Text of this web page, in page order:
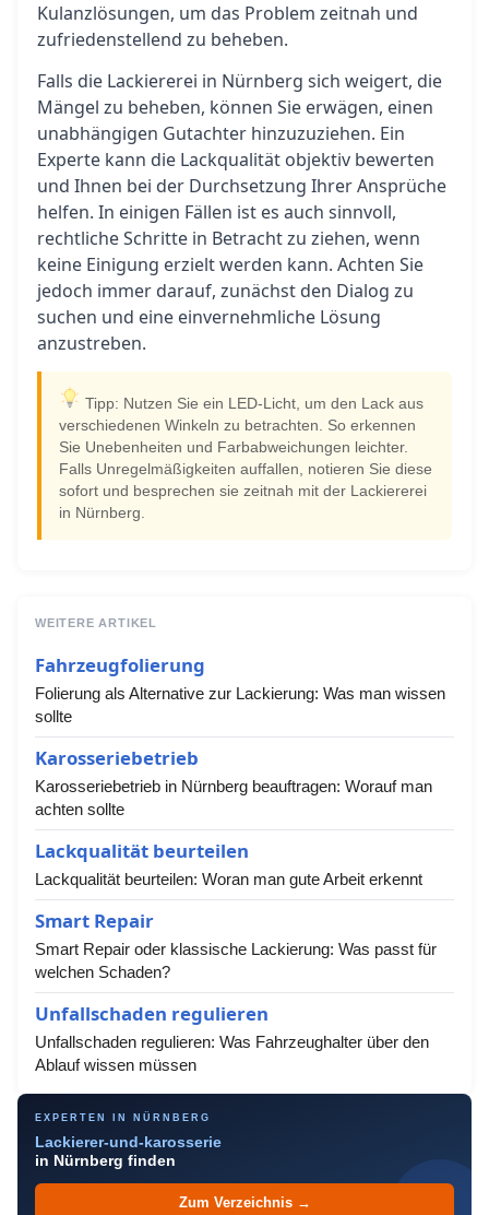
Kulanzlösungen, um das Problem zeitnah und
zufriedenstellend zu beheben.
Falls die Lackiererei in Nürnberg sich weigert, die
Mängel zu beheben, können Sie erwägen, einen
unabhängigen Gutachter hinzuzuziehen. Ein
Experte kann die Lackqualität objektiv bewerten
und Ihnen bei der Durchsetzung Ihrer Ansprüche
helfen. In einigen Fällen ist es auch sinnvoll,
rechtliche Schritte in Betracht zu ziehen, wenn
keine Einigung erzielt werden kann. Achten Sie
jedoch immer darauf, zunächst den Dialog zu
suchen und eine einvernehmliche Lösung
anzustreben.
Tipp: Nutzen Sie ein LED-Licht, um den Lack aus
verschiedenen Winkeln zu betrachten. So erkennen
Sie Unebenheiten und Farbabweichungen leichter.
Falls Unregelmäßigkeiten auffallen, notieren Sie diese
sofort und besprechen sie zeitnah mit der Lackiererei
in Nürnberg.
WEITERE ARTIKEL
Fahrzeugfolierung
Folierung als Alternative zur Lackierung: Was man wissen
sollte
Karosseriebetrieb
Karosseriebetrieb in Nürnberg beauftragen: Worauf man
achten sollte
Lackqualität beurteilen
Lackqualität beurteilen: Woran man gute Arbeit erkennt
Smart Repair
Smart Repair oder klassische Lackierung: Was passt für
welchen Schaden?
Unfallschaden regulieren
Unfallschaden regulieren: Was Fahrzeughalter über den
Ablauf wissen müssen
EXPERTEN IN NÜRNBERG
Lackierer-und-karosserie
in Nürnberg finden
Zum Verzeichnis →